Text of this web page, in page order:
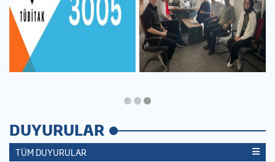
TÜM DUYURULAR
DUYURULAR